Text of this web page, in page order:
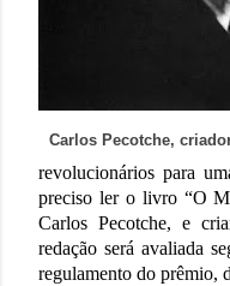
Carlos Pecotche,
revolucionários para
preciso ler o livro “O
Carlos Pecotche, e
redação será avaliada
regulamento do prêmio,